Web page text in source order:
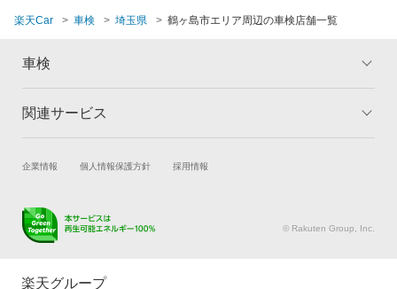
戸田市
羽生市
楽天Car 車検 埼玉県 鶴ヶ島市エリア周辺の車検店舗一覧
車検
トップ
車検の基礎知識 キャンペーン一覧
関連サービス
試乗・商談 新車購入
キズ修理予約
メンテナンス管理
タイヤ交換サービス
企業情報 個人情報保護方針 採用情報
© Rakuten Group, Inc.
楽天グループ